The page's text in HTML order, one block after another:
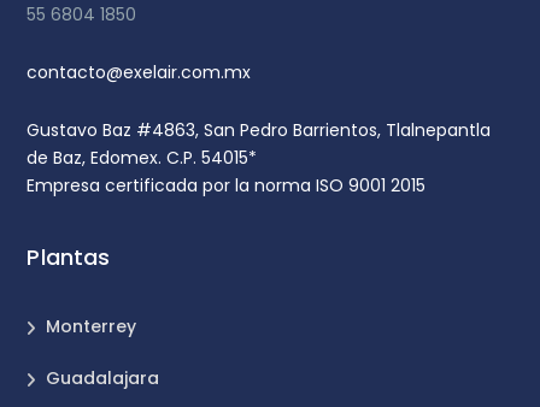
55 6804 1850
contacto@exelair.com.mx
Gustavo Baz #4863, San Pedro Barrientos, Tlalnepantla
de Baz, Edomex. C.P. 54015*
Empresa certificada por la norma ISO 9001 2015
Plantas
Monterrey
Guadalajara